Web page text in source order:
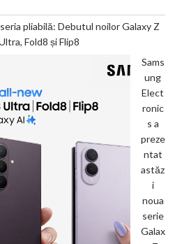
pliabilă: Debutul noilor Galaxy Z
Fold8 și Flip8
Sams
ung
Elect
ronic
s a
preze
ntat
astăz
i
noua
serie
Galax